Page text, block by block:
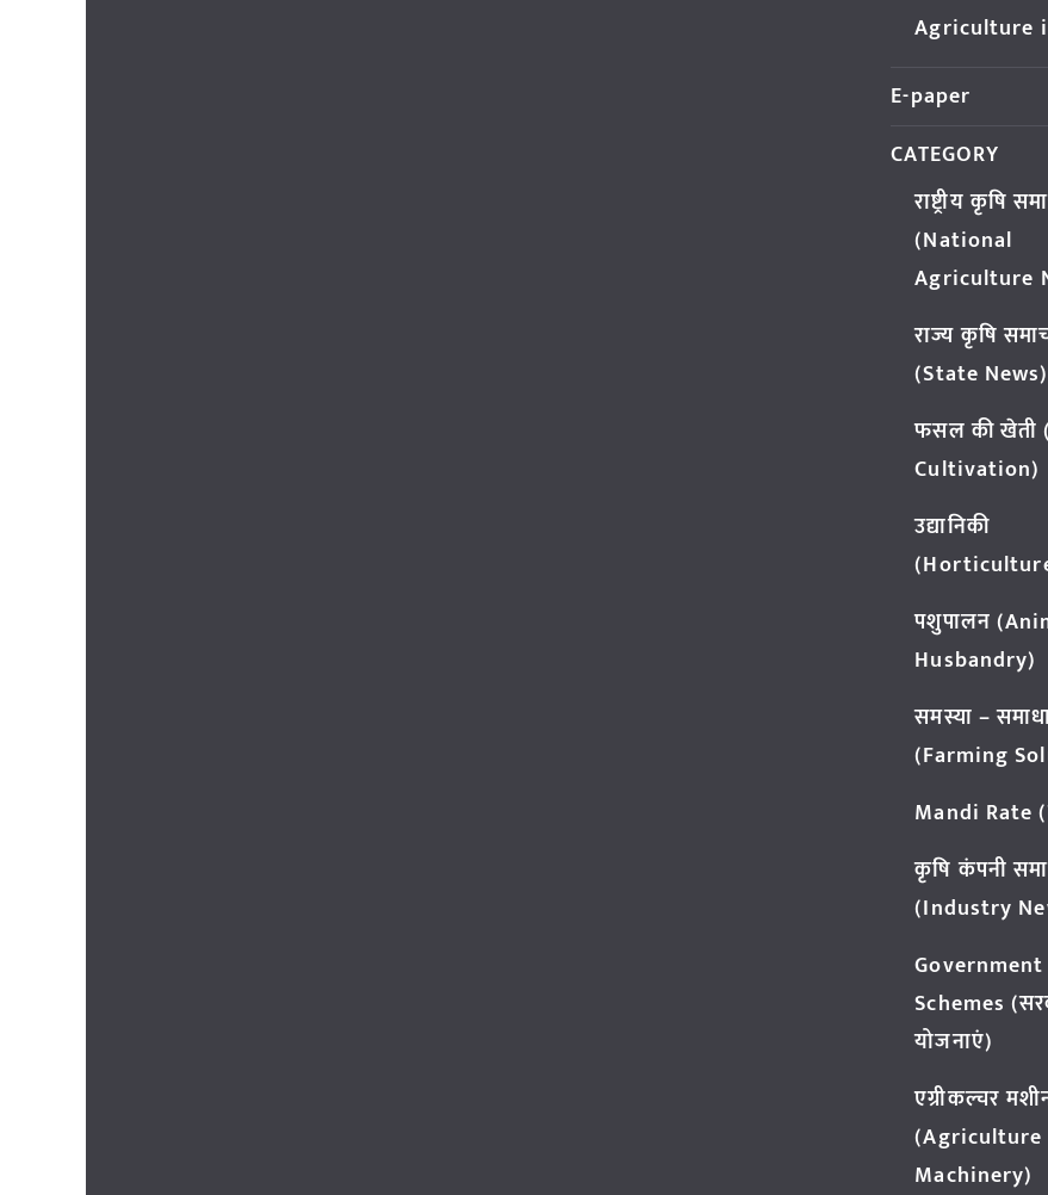
Agriculture
E-paper
CATEGORY
राष्ट्रीय कृषि
(National
Agriculture
राज्य कृषि
(State News)
फसल की खेती
Cultivation)
उद्यानिकी
पशुपालन
Husbandry)
समस्या –
(Farming
Mandi Rate
कृषि कंपनी
(Industry
Government
Schemes
योजनाएं)
एग्रीकल्चर
(Agriculture
Machinery)